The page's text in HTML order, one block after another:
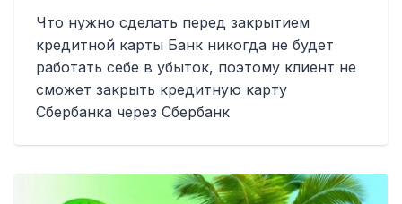
Что нужно сделать перед закрытием
кредитной карты Банк никогда не будет
работать себе в убыток, поэтому клиент не
сможет закрыть кредитную карту
Сбербанка через Сбербанк